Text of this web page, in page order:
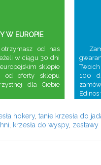
W EUROPIE
od nas
w ciągu 30 dni
sklepie
od oferty sklepu
dla Ciebie
100
hokery, tanie krzesła do
krzesła do wyspy, zestawy